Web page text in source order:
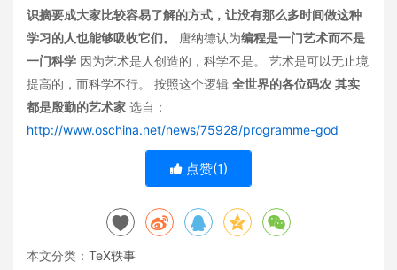
识摘要成大家比较容易了解的方式，让没有那么多时间做这种
学习的人也能够吸收它们。
唐纳德认为编程是一门艺术而不是
一门科学 因为艺术是人创造的，科学不是。 艺术是可以无止境
提高的，而科学不行。 按照这个逻辑 全世界的各位码农 其实
都是殷勤的艺术家 选自：
http://www.oschina.net/news/75928/programme-god
点赞(1)
本文分类： TeX轶事